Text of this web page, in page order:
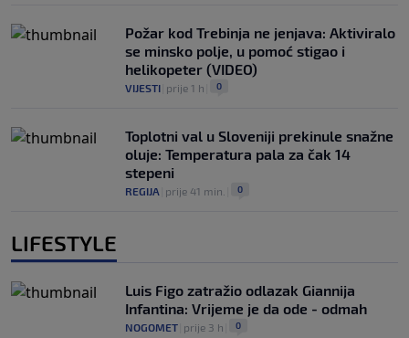
Požar kod Trebinja ne jenjava: Aktiviralo
se minsko polje, u pomoć stigao i
helikopeter (VIDEO)
VIJESTI prije 1 h 0
Toplotni val u Sloveniji prekinule snažne
oluje: Temperatura pala za čak 14
stepeni
REGIJA prije 41 min. 0
LIFESTYLE
Luis Figo zatražio odlazak Giannija
Infantina: Vrijeme je da ode - odmah
NOGOMET prije 3 h 0